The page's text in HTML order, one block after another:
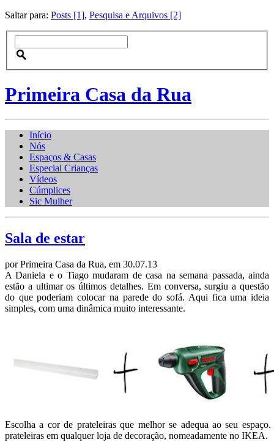
Saltar para: Posts [1], Pesquisa e Arquivos [2]
Primeira Casa da Rua
Início
Nós
Espaços & Casas
Especial Crianças
Vídeos
Cúmplices
Sic Mulher
Sala de estar
por Primeira Casa da Rua, em 30.07.13
A Daniela e o Tiago mudaram de casa na semana passada, ainda
estão a ultimar os últimos detalhes. Em conversa, surgiu a questão
do que poderiam colocar na parede do sofá. Aqui fica uma ideia
simples, com uma dinâmica muito interessante.
Escolha a cor de prateleiras que melhor se adequa ao seu
prateleiras em qualquer loja de decoração, nomeadamente no IKEA.